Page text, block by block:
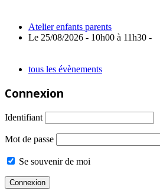
Atelier enfants parents
Le 25/08/2026 - 10h00 à 11h30 -
tous les évènements
Connexion
Identifiant
Mot de passe
Se souvenir de moi